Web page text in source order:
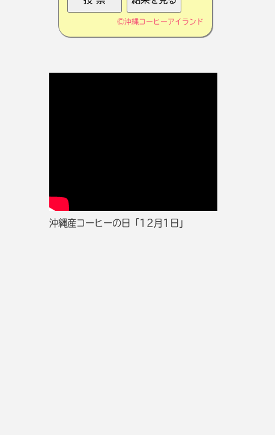
©沖縄コーヒーアイランド
沖縄産コーヒーの日「12月1日」